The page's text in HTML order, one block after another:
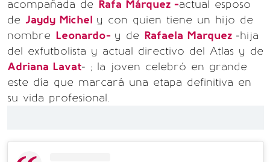
acompañada de Rafa Márquez -actual esposo
de Jaydy Michel y con quien tiene un hijo de
nombre Leonardo- y de Rafaela Marquez -hija
del exfutbolista y actual directivo del Atlas y de
Adriana Lavat- ; la joven celebró en grande
este día que marcará una etapa definitiva en
su vida profesional.